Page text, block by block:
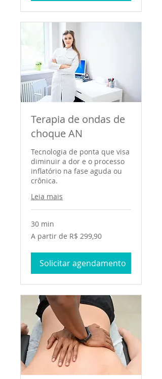
Terapia de ondas de
choque AN
Tecnologia de ponta que visa
diminuir a dor e o processo
inflatório na fase aguda ou
crônica.
Leia mais
30 min
A
partir
brasileiros
A partir de R$ 299,90
Solicitar agendamento